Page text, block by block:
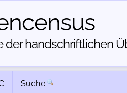
der handschriftlichen
Suche